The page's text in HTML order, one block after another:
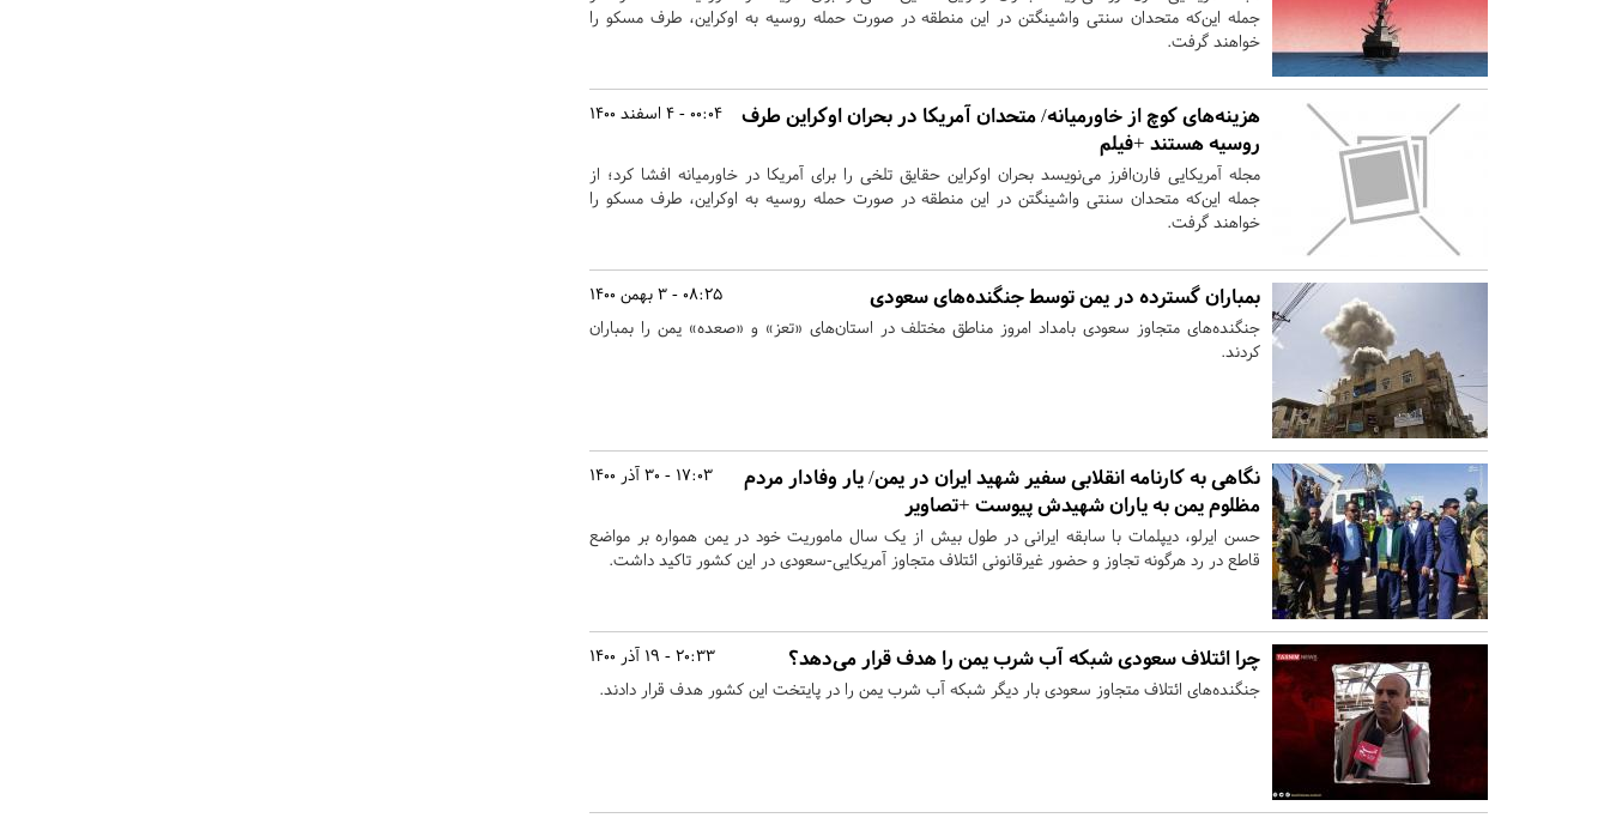
جمله این‌که متحدان سنتی واشینگتن در این منطقه در صورت حمله روسیه به اوکراین، طرف مسکو را
خواهند گرفت.
00:04 - 4 اسفند 1400
هزینه‌های کوچ از خاورمیانه/ متحدان آمریکا در بحران اوکراین طرف
روسیه هستند +فیلم
مجله آمریکایی فارن‌افرز می‌نویسد بحران اوکراین حقایق تلخی را برای آمریکا در خاورمیانه افشا کرد؛ از
جمله این‌که متحدان سنتی واشینگتن در این منطقه در صورت حمله روسیه به اوکراین، طرف مسکو را
خواهند گرفت.
08:25 - 3 بهمن 1400 بمباران گسترده در یمن توسط جنگنده‌های سعودی
جنگنده‌های متجاوز سعودی بامداد امروز مناطق مختلف در استان‌های «تعز» و «صعده» یمن را بمباران
کردند.
17:03 - 30 آذر 1400
نگاهی به کارنامه انقلابی سفیر شهید ایران در یمن/ یار وفادار مردم
مظلوم یمن به یاران شهیدش پیوست +تصاویر
حسن ایرلو، دیپلمات با سابقه ایرانی در طول بیش از یک سال ماموریت خود در یمن همواره بر مواضع
قاطع در رد هرگونه تجاوز و حضور غیرقانونی ائتلاف متجاوز آمریکایی-سعودی در این کشور تاکید داشت.
20:33 - 19 آذر 1400 چرا ائتلاف سعودی شبکه آب شرب یمن را هدف قرار می‌دهد؟
جنگنده‌های ائتلاف متجاوز سعودی بار دیگر شبکه آب شرب یمن را در پایتخت این کشور هدف قرار دادند.